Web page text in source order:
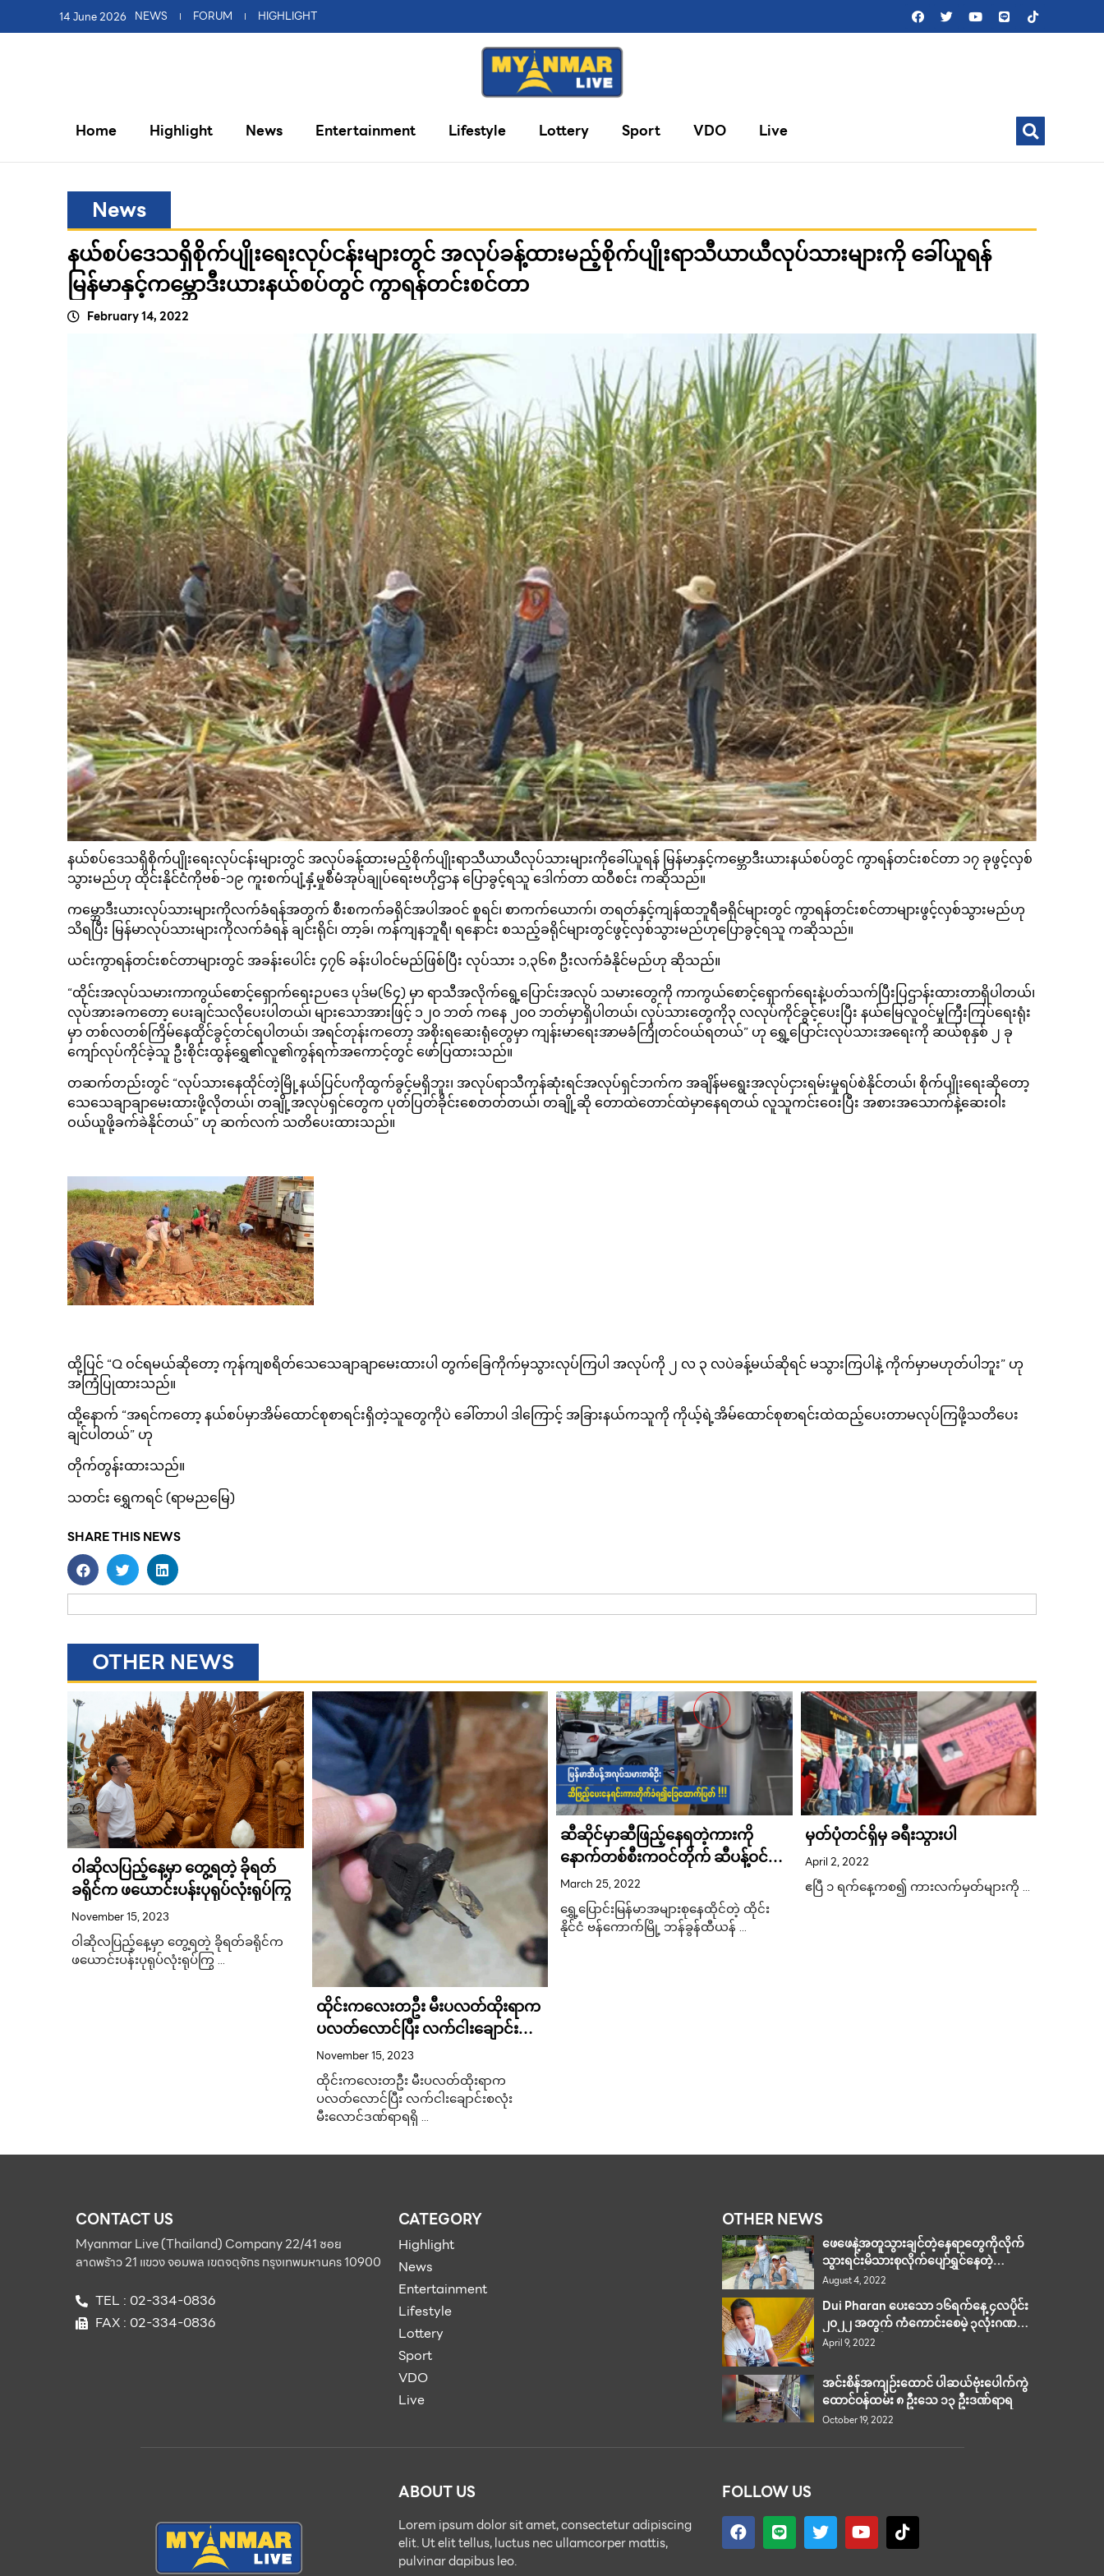
14 June 2026 NEWS FORUM HIGHLIGHT
Home Highlight News Entertainment Lifestyle Lottery Sport VDO Live
News
နယ်စပ်ဒေသရှိစိုက်ပျိုးရေးလုပ်ငန်းများတွင် အလုပ်ခန့်ထားမည့်စိုက်ပျိုးရာသီယာယီလုပ်သားများကို ခေါ်ယူရန်
မြန်မာနှင့်ကမ္ဘောဒီးယားနယ်စပ်တွင် ကွာရန်တင်းစင်တာ
February 14, 2022
နယ်စပ်ဒေသရှိစိုက်ပျိုးရေးလုပ်ငန်းများတွင် အလုပ်ခန့်ထားမည့်စိုက်ပျိုးရာသီယာယီလုပ်သားများကိုခေါ်ယူရန် မြန်မာနှင့်ကမ္ဘောဒီးယားနယ်စပ်တွင် ကွာရန်တင်းစင်တာ ၁၇ ခုဖွင့်လှစ်
သွားမည်ဟု ထိုင်းနိုင်ငံကိုဗစ်-၁၉ ကူးစက်ပျံ့နှံ့မှုစီမံအုပ်ချုပ်ရေးဗဟိုဌာန ပြောခွင့်ရသူ ဒေါက်တာ ထဝီစင်း ကဆိုသည်။
ကမ္ဘောဒီးယားလုပ်သားများကိုလက်ခံရန်အတွက် စီးစကက်ခရိုင်အပါအဝင် စူရင်၊ စာကက်ယောက်၊ တရတ်နှင့်ကျန်ထဘူရီခရိုင်များတွင် ကွာရန်တင်းစင်တာများဖွင့်လှစ်သွားမည်ဟု
သိရပြီး မြန်မာလုပ်သားများကိုလက်ခံရန် ချင်းရိုင်၊ တာ့ခ်၊ ကန်ကျနဘူရီ၊ ရနောင်း စသည့်ခရိုင်များတွင်ဖွင့်လှစ်သွားမည်ဟုပြောခွင့်ရသူ ကဆိုသည်။
ယင်းကွာရန်တင်းစင်တာများတွင် အခန်းပေါင်း ၄၇၆ ခန်းပါဝင်မည်ဖြစ်ပြီး လုပ်သား ၁,၃၆၈ ဦးလက်ခံနိုင်မည်ဟု ဆိုသည်။
“ထိုင်းအလုပ်သမားကာကွယ်စောင့်ရှောက်ရေးဉပဒေ ပုဒ်မ(၆၄) မှာ ရာသီအလိုက်ရွေ့ပြောင်းအလုပ် သမားတွေကို ကာကွယ်စောင့်ရှောက်ရေးနဲ့ပတ်သက်ပြီးပြဌာန်းထားတာရှိပါတယ်၊
လုပ်အားခကတော့ ပေးချင်သလိုပေးပါတယ်၊ များသောအားဖြင့် ၁၂၀ ဘတ် ကနေ ၂၀၀ ဘတ်မှာရှိပါတယ်၊ လုပ်သားတွေကို၃ လလုပ်ကိုင်ခွင့်ပေးပြီး နယ်မြေလူဝင်မှုကြီးကြပ်ရေးရုံး
မှာ တစ်လတစ်ကြိမ်နေထိုင်ခွင့်တင်ရပါတယ်၊ အရင်တုန်းကတော့ အစိုးရဆေးရုံတွေမှာ ကျန်းမာရေးအာမခံကြိုတင်ဝယ်ရတယ်” ဟု ရွှေ့ပြောင်းလုပ်သားအရေးကို ဆယ်စုနှစ် ၂ ခု
ကျော်လုပ်ကိုင်ခဲ့သူ ဦးစိုင်းထွန်ရွှေ၏လူ၏ကွန်ရက်အကောင့်တွင် ဖော်ပြထားသည်။
တဆက်တည်းတွင် “လုပ်သားနေထိုင်တဲ့မြို့နယ်ပြင်ပကိုထွက်ခွင့်မရှိဘူး၊ အလုပ်ရာသီကုန်ဆုံးရင်အလုပ်ရှင်ဘက်က အချိန်မရွေးအလုပ်ငှားရမ်းမှုရပ်စဲနိုင်တယ်၊ စိုက်ပျိုးရေးဆိုတော့
သေသေချာချာမေးထားဖို့လိုတယ်၊ တချို့အလုပ်ရှင်တွေက ပုတ်ပြတ်ခိုင်းစေတတ်တယ်၊ တချို့ဆို တောထဲတောင်ထဲမှာနေရတယ် လူသူကင်းဝေးပြီး အစားအသောက်နဲ့ဆေးဝါး
ဝယ်ယူဖို့ခက်ခဲနိုင်တယ်” ဟု ဆက်လက် သတိပေးထားသည်။
ထို့ပြင် “Q ဝင်ရမယ်ဆိုတော့ ကုန်ကျစရိတ်သေသေချာချာမေးထားပါ တွက်ခြေကိုက်မှသွားလုပ်ကြပါ အလုပ်ကို ၂ လ ၃ လပဲခန့်မယ်ဆိုရင် မသွားကြပါနဲ့ ကိုက်မှာမဟုတ်ပါဘူး” ဟု
အကြံပြုထားသည်။
ထို့နောက် “အရင်ကတော့ နယ်စပ်မှာအိမ်ထောင်စုစာရင်းရှိတဲ့သူတွေကိုပဲ ခေါ်တာပါ ဒါကြောင့် အခြားနယ်ကသူကို ကိုယ့်ရဲ့အိမ်ထောင်စုစာရင်းထဲထည့်ပေးတာမလုပ်ကြဖို့သတိပေး
ချင်ပါတယ်” ဟု
တိုက်တွန်းထားသည်။
သတင်း ရွှေကရင် (ရာမညမြေ)
SHARE THIS NEWS
OTHER NEWS
ဝါဆိုလပြည့်နေ့မှာ တွေ့ရတဲ့ ခိုရတ်
ခရိုင်က ဖယောင်းပန်းပုရုပ်လုံးရုပ်ကြွ
November 15, 2023
ဝါဆိုလပြည့်နေ့မှာ တွေ့ရတဲ့ ခိုရတ်ခရိုင်က
ဖယောင်းပန်းပုရုပ်လုံးရုပ်ကြွ …
ထိုင်းကလေးတဦး မီးပလတ်ထိုးရာက
ပလတ်လောင်ပြီး လက်ငါးချောင်း
စလုံးမီးလောင်ဒဏ်ရာရရှိ
November 15, 2023
ထိုင်းကလေးတဦး မီးပလတ်ထိုးရာက
ပလတ်လောင်ပြီး လက်ငါးချောင်းစလုံး
မီးလောင်ဒဏ်ရာရရှိ …
ဆီဆိုင်မှာဆီဖြည့်နေရတဲ့ကားကို
နောက်တစ်စီးကဝင်တိုက် ဆီပန့်ဝင်
ထမ်းအမျိုးသမီးတစ်ဦးခြေထောက်
ပြတ် !!!
March 25, 2022
ရွှေ့ပြောင်းမြန်မာအများစုနေထိုင်တဲ့ ထိုင်း
နိုင်ငံ ဗန်ကောက်မြို့ ဘန်ခွန်ထီယန် …
မှတ်ပုံတင်ရှိမှ ခရီးသွားပါ
April 2, 2022
ဧပြီ ၁ ရက်နေ့ကစ၍ ကားလက်မှတ်များကို …
CONTACT US
Myanmar Live (Thailand) Company 22/41 ซอย
ลาดพร้าว 21 แขวง จอมพล เขตจตุจักร กรุงเทพมหานคร 10900
TEL : 02-334-0836
FAX : 02-334-0836
CATEGORY
Highlight
News
Entertainment
Lifestyle
Lottery
Sport
VDO
Live
OTHER NEWS
ဖေဖေနဲ့အတူသွားချင်တဲ့နေရာတွေကိုလိုက်
သွားရင်းမိသားစုလိုက်ပျော်ရွှင်နေတဲ့
ရုပ်ရှင်မင်းသမီး” Kubgib “
August 4, 2022
Dui Pharan ပေးသော ၁၆ရက်နေ့ ၄လပိုင်း
၂၀၂၂ အတွက် ကံကောင်းစေမဲ့ ၃လုံးဂဏန်း
နဲ့ ၂လုံးဂဏန်း
April 9, 2022
အင်းစိန်အကျဉ်းထောင် ပါဆယ်ဗုံးပေါက်ကွဲ
ထောင်ဝန်ထမ်း ၈ ဦးသေ ၁၃ ဦးဒဏ်ရာရ
October 19, 2022
ABOUT US
Lorem ipsum dolor sit amet, consectetur adipiscing
elit. Ut elit tellus, luctus nec ullamcorper mattis,
pulvinar dapibus leo.
FOLLOW US